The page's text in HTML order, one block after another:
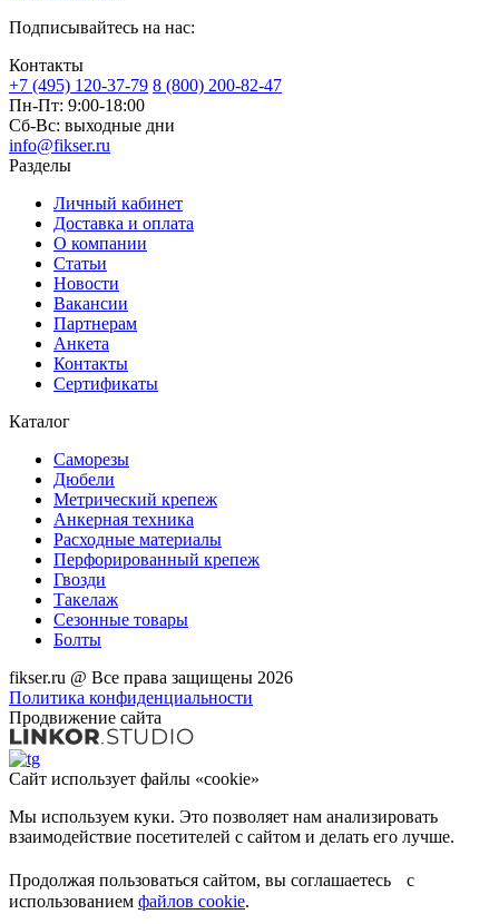
Подписывайтесь на нас:
Контакты
+7 (495) 120-37-79 8 (800) 200-82-47
Пн-Пт: 9:00-18:00
Сб-Вс: выходные дни
info@fikser.ru
Разделы
Личный кабинет
Доставка и оплата
О компании
Статьи
Новости
Вакансии
Партнерам
Анкета
Контакты
Сертификаты
Каталог
Саморезы
Дюбели
Метрический крепеж
Анкерная техника
Расходные материалы
Перфорированный крепеж
Гвозди
Такелаж
Сезонные товары
Болты
fikser.ru @ Все права защищены 2026
Политика конфиденциальности
Продвижение сайта
Сайт использует файлы «cookie»
Мы используем куки. Это позволяет нам анализировать
взаимодействие посетителей с сайтом и делать его лучше.
Продолжая пользоваться сайтом, вы соглашаетесь с
использованием файлов cookie.